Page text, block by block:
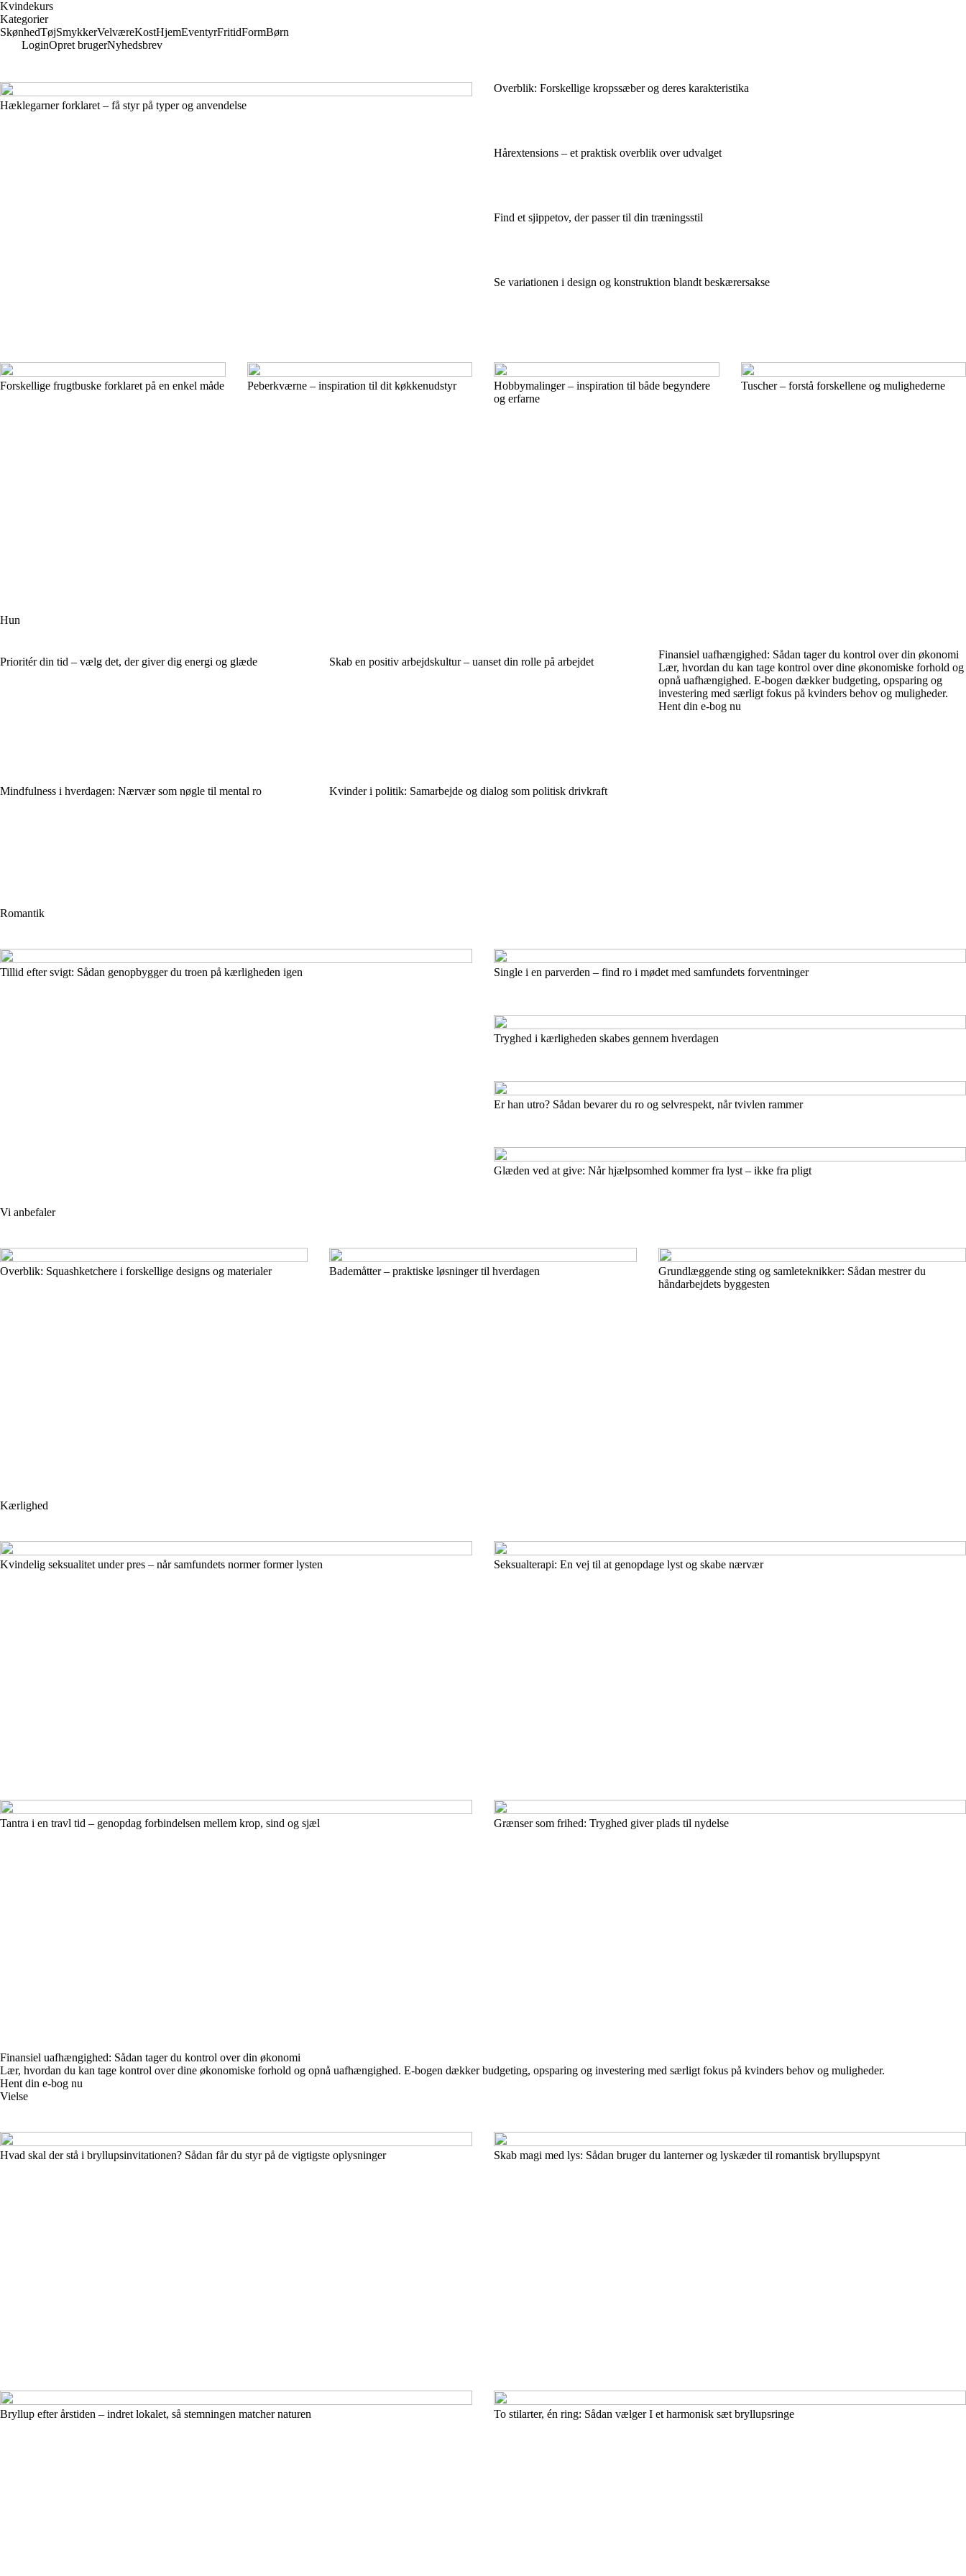
Kvindekurs
Kategorier
SkønhedTøjSmykkerVelværeKostHjemEventyrFritidFormBørn
LoginOpret brugerNyhedsbrev
Hæklegarner forklaret – få styr på typer og anvendelse
Overblik: Forskellige kropssæber og deres karakteristika
Hårextensions – et praktisk overblik over udvalget
Find et sjippetov, der passer til din træningsstil
Se variationen i design og konstruktion blandt beskærersakse
Forskellige frugtbuske forklaret på en enkel måde Peberkværne – inspiration til dit køkkenudstyr
Hobbymalinger – inspiration til både begyndere
og erfarne
Tuscher – forstå forskellene og mulighederne
Hun
Prioritér din tid – vælg det, der giver dig energi og glæde
Mindfulness i hverdagen: Nærvær som nøgle til mental ro
Skab en positiv arbejdskultur – uanset din rolle på arbejdet
Kvinder i politik: Samarbejde og dialog som politisk drivkraft
Finansiel uafhængighed: Sådan tager du kontrol over din økonomi
Lær, hvordan du kan tage kontrol over dine økonomiske forhold og
opnå uafhængighed. E-bogen dækker budgeting, opsparing og
investering med særligt fokus på kvinders behov og muligheder.
Hent din e-bog nu
Romantik
Tillid efter svigt: Sådan genopbygger du troen på kærligheden igen Single i en parverden – find ro i mødet med samfundets forventninger
Tryghed i kærligheden skabes gennem hverdagen
Er han utro? Sådan bevarer du ro og selvrespekt, når tvivlen rammer
Glæden ved at give: Når hjælpsomhed kommer fra lyst – ikke fra pligt
Vi anbefaler
Overblik: Squashketchere i forskellige designs og materialer Bademåtter – praktiske løsninger til hverdagen
Grundlæggende sting og samleteknikker: Sådan mestrer du
håndarbejdets byggesten
Kærlighed
Kvindelig seksualitet under pres – når samfundets normer former lysten Seksualterapi: En vej til at genopdage lyst og skabe nærvær
Tantra i en travl tid – genopdag forbindelsen mellem krop, sind og sjæl Grænser som frihed: Tryghed giver plads til nydelse
Finansiel uafhængighed: Sådan tager du kontrol over din økonomi
Lær, hvordan du kan tage kontrol over dine økonomiske forhold og opnå uafhængighed. E-bogen dækker budgeting, opsparing og investering med særligt fokus på kvinders behov og muligheder.
Hent din e-bog nu
Vielse
Hvad skal der stå i bryllupsinvitationen? Sådan får du styr på de vigtigste oplysninger Skab magi med lys: Sådan bruger du lanterner og lyskæder til romantisk bryllupspynt
Bryllup efter årstiden – indret lokalet, så stemningen matcher naturen To stilarter, én ring: Sådan vælger I et harmonisk sæt bryllupsringe